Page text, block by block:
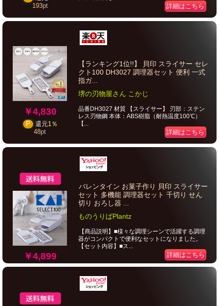
193pt 詳細はこちら
￥4,830
P 還元1％
48pt
【ランキング1位!!】 貝印 スライサー セレ
クト100 DH3027 調理器セット 便利 一式
指ガ...
堺の刃物屋さん こかじ
品番DH3027 材質 【スライサー】 刃部：ステン
レス刃物鋼 本体：ABS樹脂（耐熱温度100℃）
【...
詳細はこちら
￥4,899
バレンタイン お菓子作り 貝印 スライサー
セット 多機能 調理器セット 千切り せん
切り おろし器 ...
ものうりばPlantz
【商品説明】■様々な調理シーンで活躍する調理
器がコンパクトで便利なセットになりました。
【セット内容】■ス...
詳細はこちら